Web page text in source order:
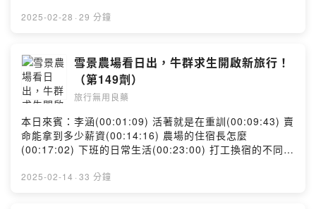
終站(00:06:43) 貢多拉也可以點檯？(00:12:20) 威尼斯的
集的想法：
https://open.firstory.me/user/ckibcaue0yxe80898137
4o6ir/comments=============================
若你喜歡節目，歡迎留言給我們更多動力！並與你的親朋
好友們大力分享吧！
=============================搜尋IG、官網看看
更多旅遊計劃！IG: @travelingdrugg 旅行無用良藥網
站：https://travelingdrug.com聯絡信箱：
travelingdrug@gmail.comPowered by Firstory
2025-02-28 · 29 分鐘
雪景農場看日出，牛群求生開啟新旅行！
（第149劑）
旅行無用良藥
本日來賓：李涵(00:01:09) 活著就是在重訓(00:09:43) 賣
命能拿到多少薪資(00:14:16) 農場的住宿長怎麼
(00:17:02) 下班的日常生活(00:23:00) 打工換宿的不同體
一集的想法：
2025-02-14 · 33 分鐘